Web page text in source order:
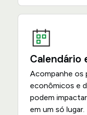
Calendário
Acompanhe os
econômicos e
podem
em um só lugar.